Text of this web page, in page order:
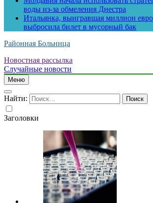
воды из-за обмеления Днестра
Итальянка, выигравшая миллион
выбросила билет в мусорный бак
Районная Больница
Новостная рассылка
Случайные новости
Меню
Найти:
Заголовки